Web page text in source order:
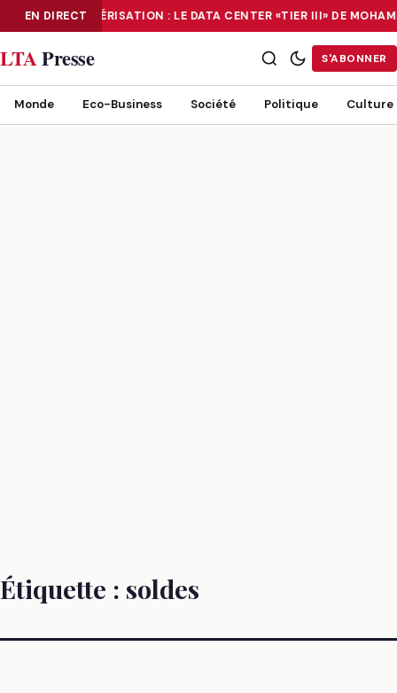
EN DIRECTNUMÉRISATION : LE DATA CENTER «TIER III» DE
NUMÉRISATION : LE DATA CENTER «TIER III» DE MOHAMMADIA, UN
LTAPresse S'ABONNER
Monde Eco-Business Société Politique Culture
Étiquette : soldes